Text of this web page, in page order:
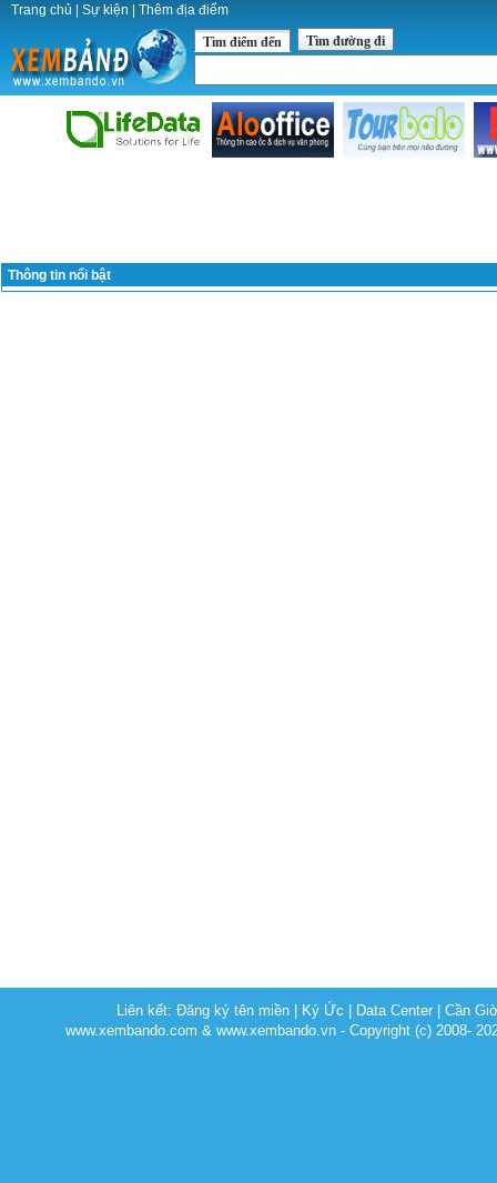
Trang chủ Sự kiện Thêm địa điểm
Tìm điểm đến Tìm đường đi
Thông tin nổi bật
Liên kết:Đăng ký tên miền Ký Ức Data Center |Cần
www.xembando.com & www.xembando.vn - Copyright (c) 2008-